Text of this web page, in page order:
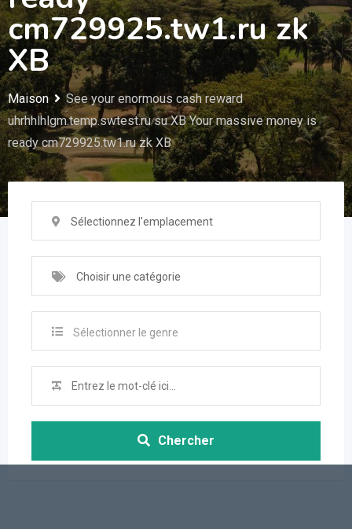
cm729925.tw1.ru zk
XB
Maison
See your enormous cash reward
uhrhhlhlgm.temp.swtest.ru su XB Your massive money is
ready cm729925.tw1.ru zk XB
Sélectionnez l'emplacement
Choisir une catégorie
Sélectionner le genre
Chercher